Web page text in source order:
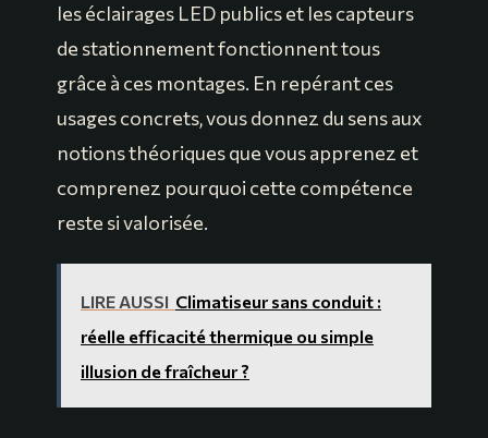
les éclairages LED publics et les capteurs
de stationnement fonctionnent tous
grâce à ces montages. En repérant ces
usages concrets, vous donnez du sens aux
notions théoriques que vous apprenez et
comprenez pourquoi cette compétence
reste si valorisée.
LIRE AUSSI Climatiseur sans conduit :
réelle efficacité thermique ou simple
illusion de fraîcheur ?